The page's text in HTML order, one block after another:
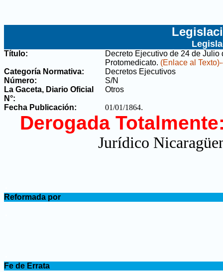
Título:
Decreto Ejecutivo de 24 de
Protomedicato. (Enlace al
Categoría Normativa:
Decretos Ejecutivos
Número:
S/N
La Gaceta, Diario Oficial
N°:
Otros
Fecha Publicación: 01/01/1864.
Derogada
Jurídico
Reformada por
Fe de Errata